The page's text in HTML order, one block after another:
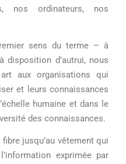
ordinateurs, nos
sens du terme – à
d’autrui, nous
aux organisations qui
et leurs connaissances
humaine et dans le
des connaissances.
jusqu’au vêtement qui
exprimée par